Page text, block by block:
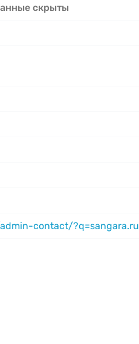
скрыты
contact/?q=sangara.ru